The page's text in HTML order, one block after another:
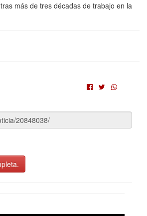
más de tres décadas de trabajo en la